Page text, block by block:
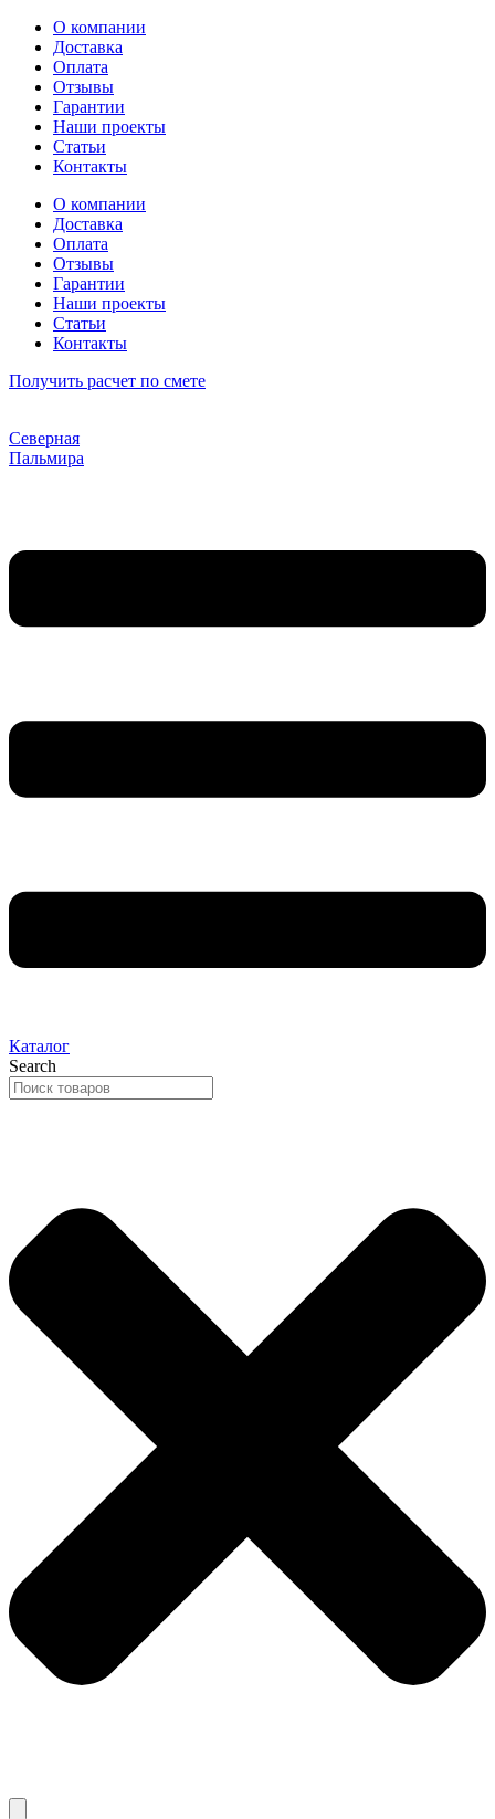
Перейти
содержимому
О компании
Доставка
Оплата
Отзывы
Гарантии
Наши проекты
Статьи
Контакты
О компании
Доставка
Оплата
Отзывы
Гарантии
Наши проекты
Статьи
Контакты
Получить расчет по смете
Северная
Пальмира
Каталог
Search